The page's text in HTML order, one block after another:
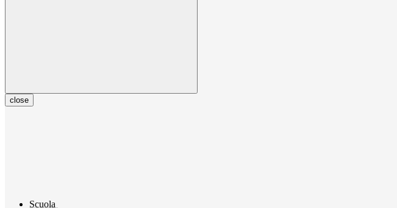
close
Scuola